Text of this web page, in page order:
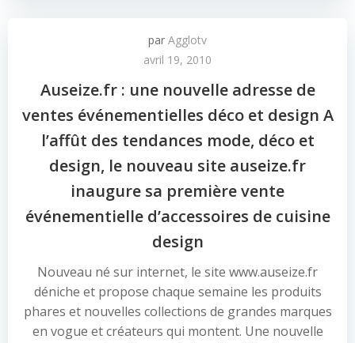
par Agglotv
avril 19, 2010
Auseize.fr : une nouvelle adresse de
ventes événementielles déco et design A
l’affût des tendances mode, déco et
design, le nouveau site auseize.fr
inaugure sa première vente
événementielle d’accessoires de cuisine
design
Nouveau né sur internet, le site www.auseize.fr
déniche et propose chaque semaine les produits
phares et nouvelles collections de grandes marques
en vogue et créateurs qui montent. Une nouvelle